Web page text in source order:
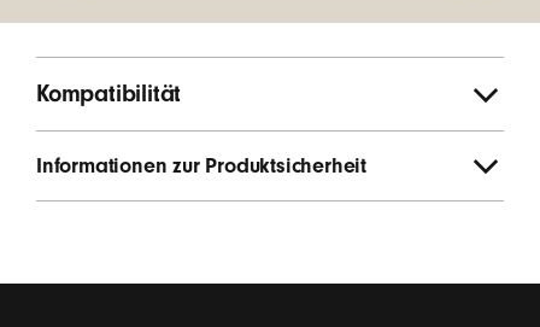
Kompatibilität
Informationen zur Produktsicherheit